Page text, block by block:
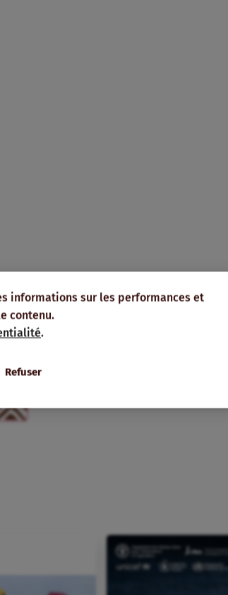
informations sur les performances et
contenu.
.
Refuser